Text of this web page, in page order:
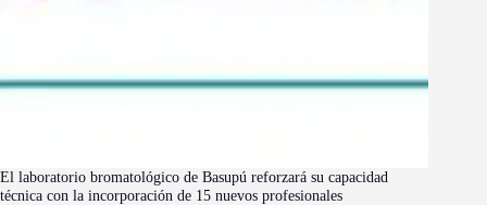
El laboratorio bromatológico de Basupú reforzará su capacidad
técnica con la incorporación de 15 nuevos profesionales